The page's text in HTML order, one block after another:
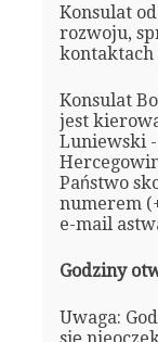
Konsulat
rozwoju,
kontaktach
Konsulat
jest
Luniewski
Państwo
numerem
e-mail
Godziny
Uwaga: